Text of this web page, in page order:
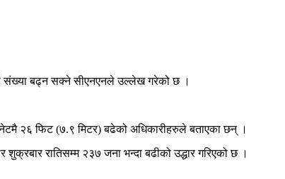
संख्या बढ्न सक्ने सीएनएनले उल्लेख गरेको छ ।
२६ फिट (७.९ मिटर) बढेको अधिकारीहरुले बताएका छन् ।
रातिसम्म २३७ जना भन्दा बढीको उद्धार गरिएको छ ।